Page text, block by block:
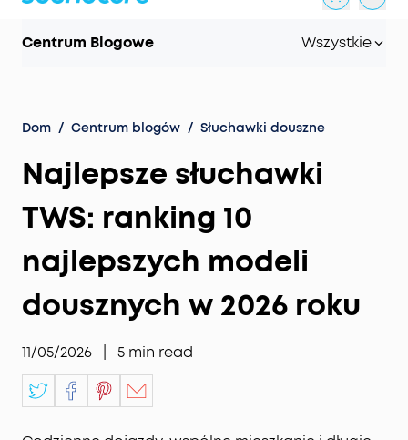
Centrum Blogowe Wszystkie
Dom / Centrum blogów / Słuchawki douszne
Najlepsze słuchawki
TWS: ranking 10
najlepszych modeli
dousznych w 2026 roku
11/05/2026 5 min read